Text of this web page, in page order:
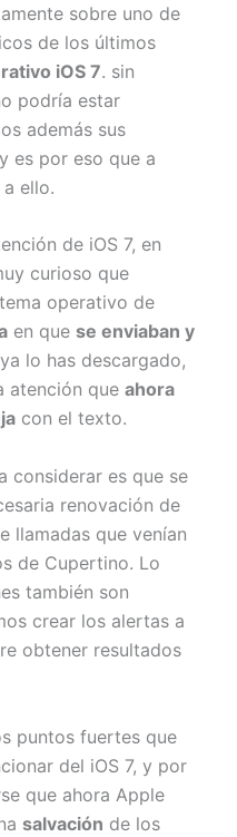
sobre uno de
de los últimos
iOS 7. sin
podría estar
además sus
es por eso que a
ello.
de iOS 7, en
curioso que
operativo de
en que se enviaban y
lo has descargado,
atención queahora
con el texto.
considerar es que se
renovación de
llamadas que venían
de Cupertino. Lo
también son
crear los alertas a
obtener resultados
puntos fuertes que
del iOS 7, y por
que ahora Apple
salvación de los